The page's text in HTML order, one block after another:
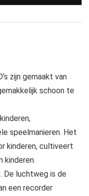
zijn gemaakt van
schoon te
speelmanieren. Het
kinderen, cultiveert
kinderen.
De luchtweg is de
een recorder